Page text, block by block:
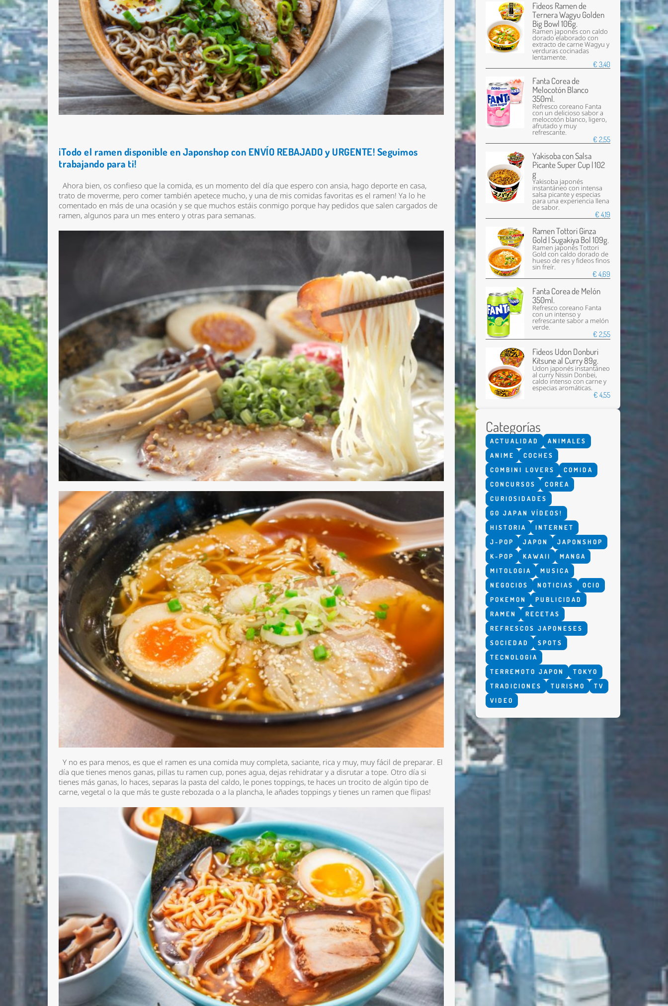
¡Todo el ramen disponible en Japonshop con ENVÍO REBAJADO y URGENTE! Seguimos
trabajando para ti!
Ahora bien, os confieso que la comida, es un momento del día que espero con ansia, hago deporte en casa,
trato de moverme, pero comer también apetece mucho, y una de mis comidas favoritas es el ramen!Ya lo he
comentado en más de una ocasión y se que muchos estáis conmigo porque hay pedidos que salen cargados de
ramen, algunos para un mes entero y otras para semanas.
Y no es para menos, es que el ramen es una comida muy completa, saciante, rica y muy, muy fácil de preparar. El
día que tienes menos ganas, pillas tu ramen cup, pones agua, dejas rehidratar y a disrutar a tope. Otro día si
tienes más ganas, lo haces, separas la pasta del caldo, le pones toppings, te haces un trocito de algún tipo de
carne, vegetal o la que más te guste rebozada o a la plancha, le añades toppings y tienes un ramen que flipas!
Fideos Ramen de
Ternera Wagyu Golden
Big Bowl 106g.
Ramen japonés con caldo
dorado elaborado con
extracto de carne Wagyu y
verduras cocinadas
lentamente.
€ 3,40
Fanta Corea de
Melocotón Blanco
350ml.
Refresco coreano Fanta
con un delicioso sabor a
melocotón blanco, ligero,
afrutado y muy
refrescante.
€ 2,55
Yakisoba con Salsa
Picante Super Cup | 102
g
Yakisoba japonés
instantáneo con intensa
salsa picante y especias
para una experiencia llena
de sabor.
€ 4,19
Ramen Tottori Ginza
Gold | Sugakiya Bol 109g.
Ramen japonés Tottori
Gold con caldo dorado de
hueso de res y fideos finos
sin freír.
€ 4,69
Fanta Corea de Melón
350ml.
Refresco coreano Fanta
con un intenso y
refrescante sabor a melón
verde.
€ 2,55
Fideos Udon Donburi
Kitsune al Curry 89g.
Udon japonés instantáneo
al curry Nissin Donbei,
caldo intenso con carne y
especias aromáticas.
€ 4,55
Categorías
ACTUALIDAD
ANIMALES
ANIME
COCHES
COMBINI LOVERS
COMIDA
CONCURSOS
COREA
CURIOSIDADES
GO JAPAN VÍDEOS!
HISTORIA
INTERNET
J-POP
JAPON
JAPONSHOP
K-POP
KAWAII
MANGA
MITOLOGIA
MUSICA
NEGOCIOS
NOTICIAS
OCIO
POKEMON
PUBLICIDAD
RAMEN
RECETAS
REFRESCOS JAPONESES
SOCIEDAD
SPOTS
TECNOLOGIA
TERREMOTO JAPON
TOKYO
TRADICIONES
TURISMO
TV
VIDEO
Email *
Comentario *
Enviar